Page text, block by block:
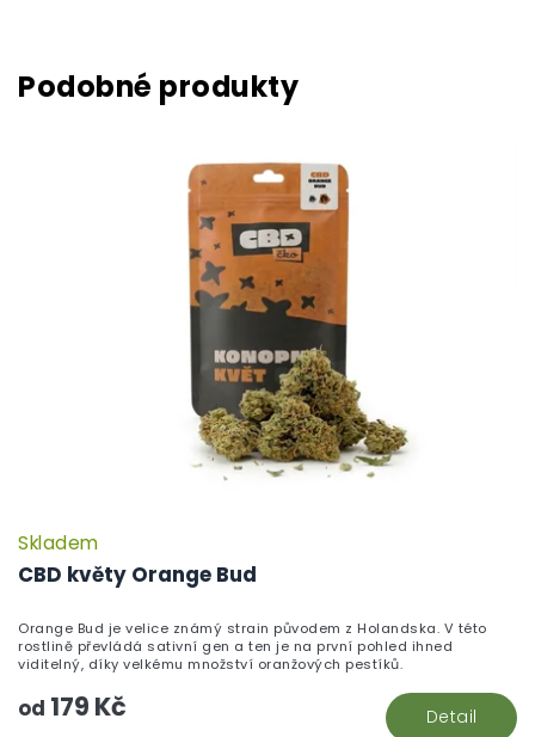
CBD květy Orange Bud
Skladem
od 179 Kč Detail
Orange Bud je velice známý strain původem z Holandska. V této
rostlině převládá sativní gen a ten je na první pohled ihned
viditelný, díky velkému množství oranžových pestíků.